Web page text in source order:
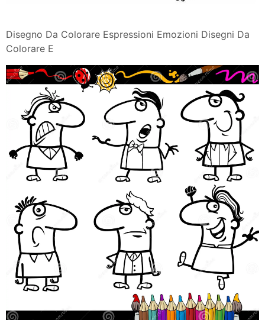
Disegno Da Colorare Espressioni Emozioni Disegni Da
Colorare E